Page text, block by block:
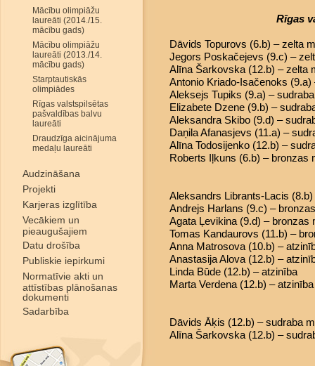
Mācību olimpiāžu
laureāti (2014./15.
mācību gads)
Mācību olimpiāžu
laureāti (2013./14.
mācību gads)
Starptautiskās
olimpiādes
Rīgas valstspilsētas
pašvaldības balvu
laureāti
Draudzīga aicinājuma
medaļu laureāti
Audzināšana
Projekti
Karjeras izglītība
Vecākiem un
pieaugušajiem
Datu drošība
Publiskie iepirkumi
Normatīvie akti un
attīstības plānošanas
dokumenti
Sadarbība
Rīgas
Dāvids Topurovs (6.b) – zelta
Jegors Poskačejevs (9.c) –
Alīna Šarkovska (12.b) – zelta
Antonio Kriado-Isačenoks (9.a)
Aleksejs Tupiks (9.a) –
Elizabete Dzene (9.b) –
Aleksandra Skibo (9.d) –
Daņila Afanasjevs (11.a) –
Alīna Todosijenko (12.b) –
Roberts Iļkuns (6.b) – bronzas
Aleksandrs Librants-Lacis
Andrejs Harlans (9.c) –
Agata Ļevikina (9.d) – bronzas
Tomas Kandaurovs (11.b) –
Anna Matrosova (10.b) –
Anastasija Alova (12.b) –
Linda Būde (12.b) – atzinība
Marta Verdena (12.b) – atzinība
Dāvids Āķis (12.b) – sudraba
Alīna Šarkovska (12.b) –